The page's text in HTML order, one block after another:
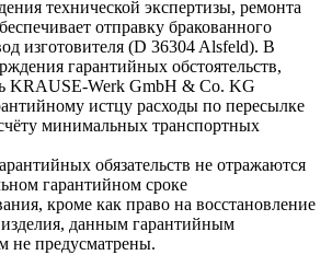
технической экспертизы, ремонта
отправку бракованного
изготовителя (D 36304 Alsfeld). В
гарантийных обстоятельств,
KRAUSE-Werk GmbH & Со. KG
истцу расходы по пересылке
минимальных транспортных
обязательств не отражаются
гарантийном сроке
кроме как право на восстановление
изделия, данным гарантийным
не предусматрены.